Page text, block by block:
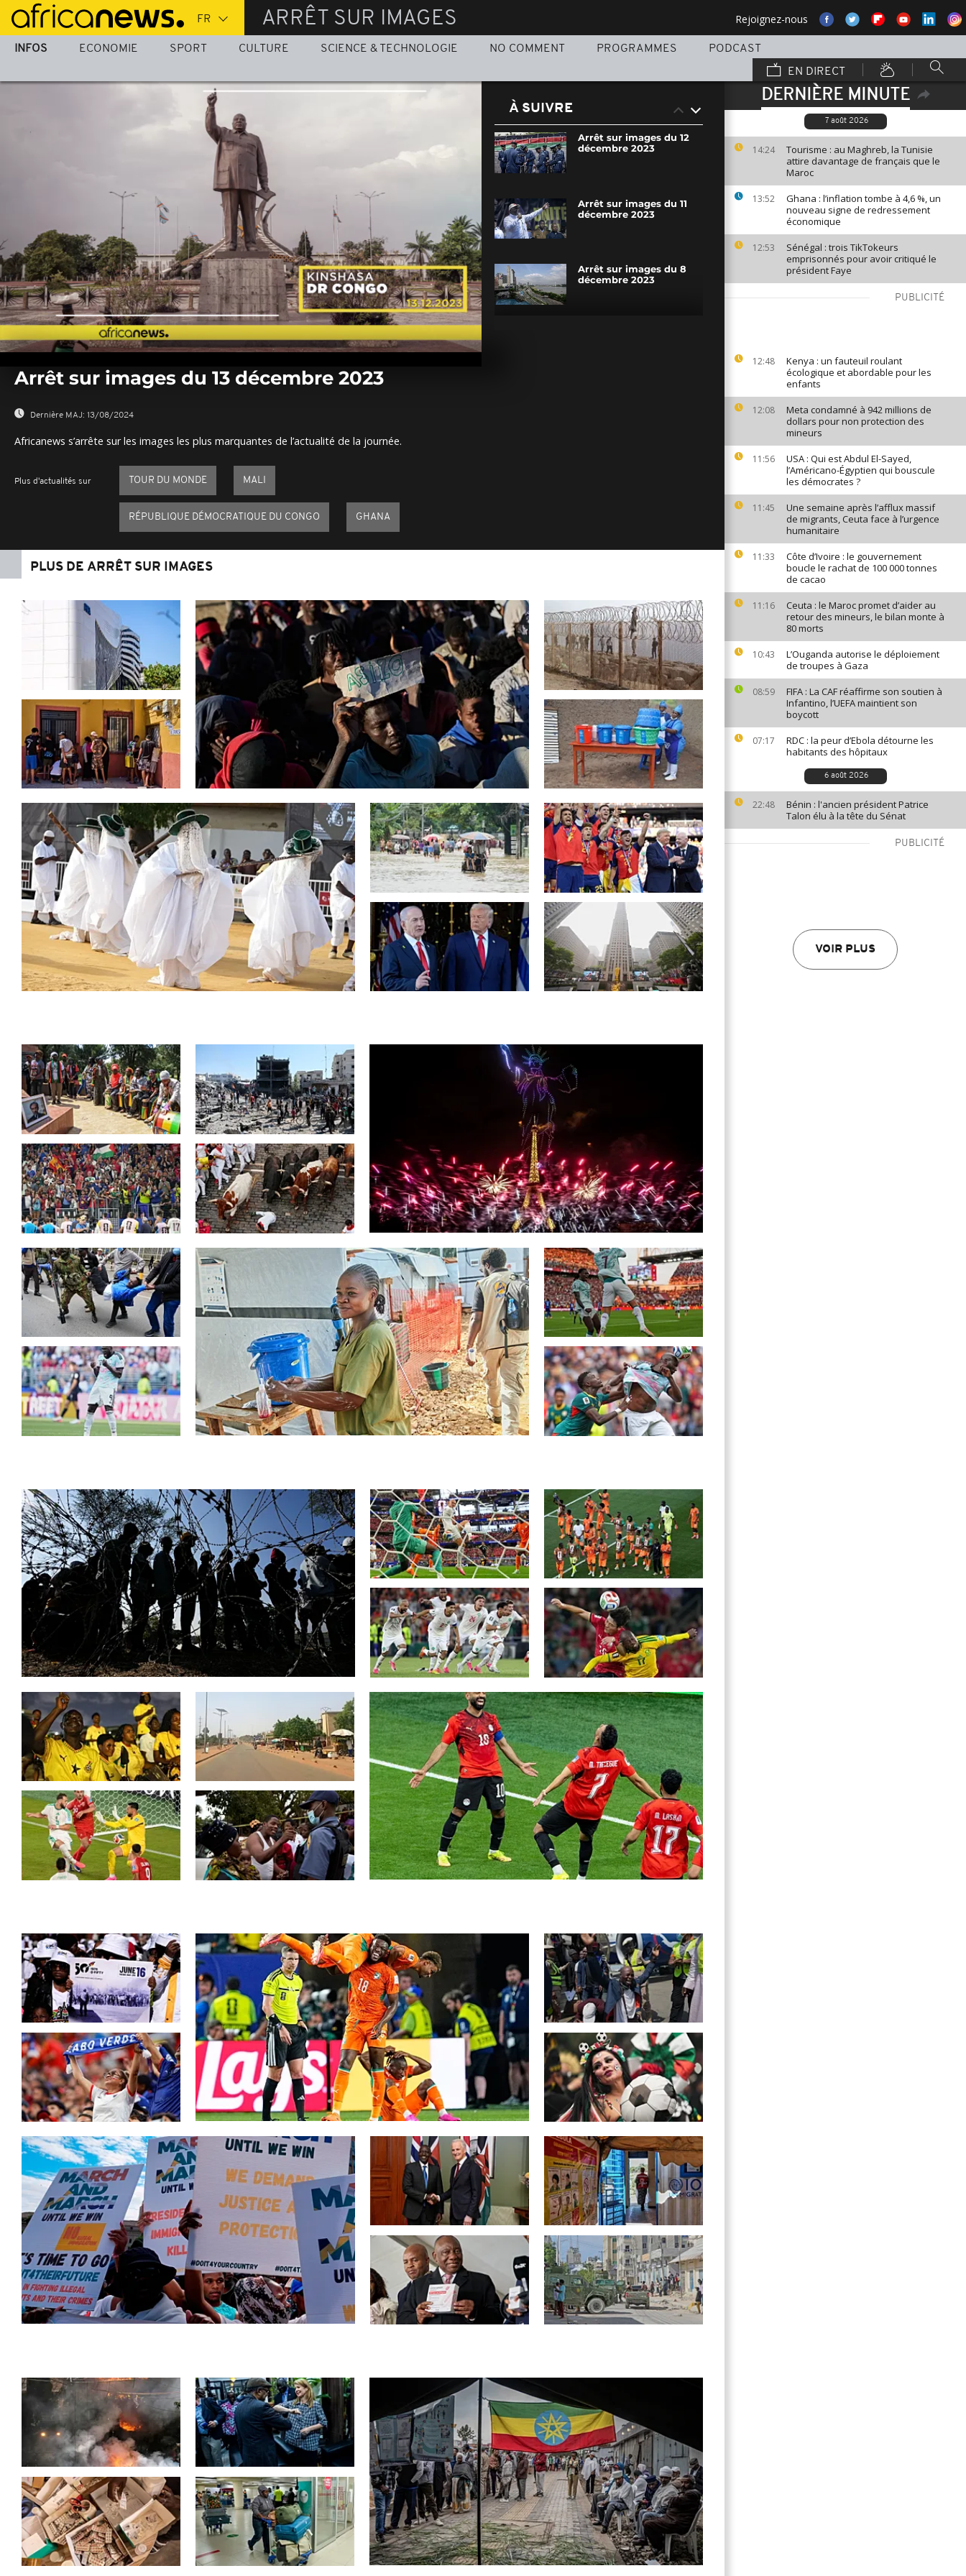
Passer
au
contenu
ARRÊT SUR IMAGES Rejoignez-nous
INFOS ECONOMIE SPORT CULTURE SCIENCE & TECHNOLOGIE NO COMMENT PROGRAMMES
PODCAST
EN DIRECT
DERNIÈRE MINUTE
7 août 2026
14:24
Tourisme : au Maghreb, la Tunisie
attire davantage de français que le
Maroc
13:52
Ghana : l’inflation tombe à 4,6 %, un
nouveau signe de redressement
économique
12:53
Sénégal : trois TikTokeurs
emprisonnés pour avoir critiqué le
président Faye
PUBLICITÉ
12:48
Kenya : un fauteuil roulant
écologique et abordable pour les
enfants
12:08
Meta condamné à 942 millions de
dollars pour non protection des
mineurs
11:56
USA : Qui est Abdul El-Sayed,
l’Américano-Égyptien qui bouscule
les démocrates ?
11:45
Une semaine après l’afflux massif
de migrants, Ceuta face à l’urgence
humanitaire
11:33
Côte d’Ivoire : le gouvernement
boucle le rachat de 100 000 tonnes
de cacao
11:16
Ceuta : le Maroc promet d’aider au
retour des mineurs, le bilan monte à
80 morts
10:43
L’Ouganda autorise le déploiement
de troupes à Gaza
08:59
FIFA : La CAF réaffirme son soutien à
Infantino, l’UEFA maintient son
boycott
07:17
RDC : la peur d’Ebola détourne les
habitants des hôpitaux
6 août 2026
22:48
Bénin : l'ancien président Patrice
Talon élu à la tête du Sénat
PUBLICITÉ
VOIR PLUS
seconds
0%
Arrêt sur images du 13 décembre 2023
Dernière MAJ: 13/08/2024
Africanews s’arrête sur les images les plus marquantes de l’actualité de la journée.
Plus d'actualités sur TOUR DU MONDE MALI
RÉPUBLIQUE DÉMOCRATIQUE DU CONGO GHANA
À SUIVRE
Arrêt sur images du 12
décembre 2023
Arrêt sur images du 11
décembre 2023
Arrêt sur images du 8
décembre 2023
PLUS DE ARRÊT SUR IMAGES